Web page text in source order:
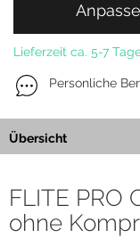
Lieferzeit ca. 5-7
Personliche
Übersicht
FLITE PRO
ohne